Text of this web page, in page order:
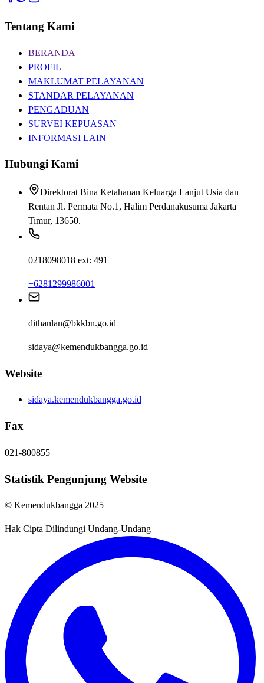
Tentang Kami
BERANDA
PROFIL
MAKLUMAT PELAYANAN
STANDAR PELAYANAN
PENGADUAN
SURVEI KEPUASAN
INFORMASI LAIN
Hubungi Kami
Direktorat Bina Ketahanan Keluarga Lanjut Usia dan
Rentan Jl. Permata No.1, Halim Perdanakusuma Jakarta
Timur, 13650.
0218098018 ext: 491
+6281299986001
dithanlan@bkkbn.go.id
sidaya@kemendukbangga.go.id
Website
sidaya.kemendukbangga.go.id
Fax
021-800855
Statistik Pengunjung Website
© Kemendukbangga 2025
Hak Cipta Dilindungi Undang-Undang